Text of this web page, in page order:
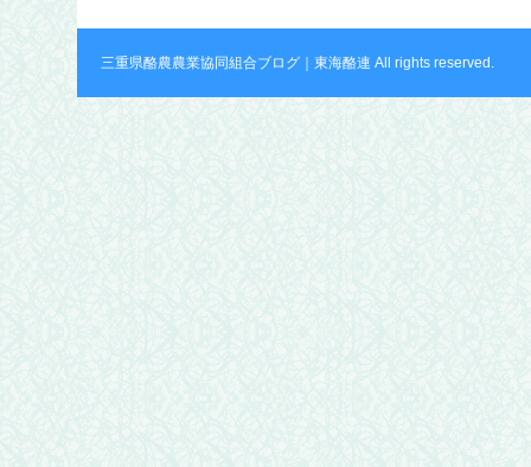
三重県酪農農業協同組合ブログ｜東海酪連 All rights reserved.